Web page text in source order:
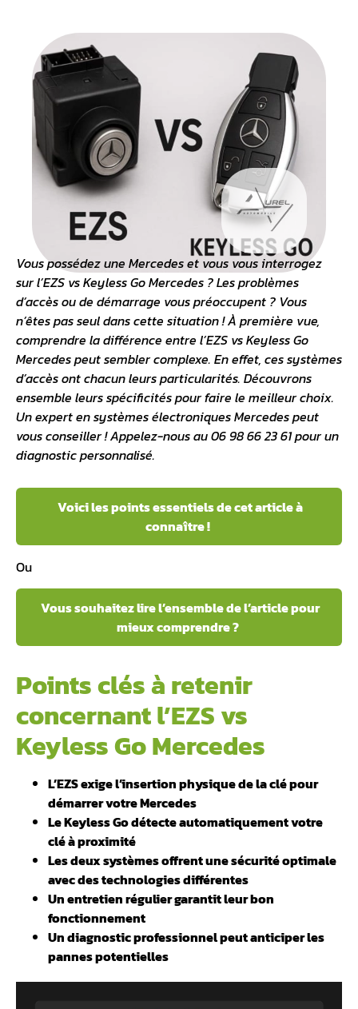
Vous possédez une Mercedes et vous vous interrogez
sur l’EZS vsKeyless Go Mercedes ? Les problèmes
d’accès ou de démarrage vous préoccupent ? Vous
n’êtes pas seul dans cette situation ! À première vue,
comprendre la différence entre l’EZS vs Keyless Go
Mercedes peut sembler complexe. En effet, ces systèmes
d’accès ont chacun leurs particularités. Découvrons
ensemble leurs spécificités pour faire le meilleur choix.
Un expert en systèmes électroniques Mercedes peut
vous conseiller ! Appelez-nous au 06 98 66 23 61 pour un
diagnostic personnalisé.
Voici les points essentiels de cet article à
connaître !
Ou
Vous souhaitez lire l’ensemble de l’article pour
mieux comprendre ?
Points clés à retenir
concernant l’EZS vs
Keyless Go Mercedes
L’EZS exige l’insertion physique de la clé pour
démarrer votre Mercedes
Le Keyless Go détecte automatiquement votre
clé à proximité
️Les deux systèmes offrent une sécurité optimale
avec des technologies différentes
️Un entretien régulier garantit leur bon
fonctionnement
Un diagnostic professionnel peut anticiper les
pannes potentielles